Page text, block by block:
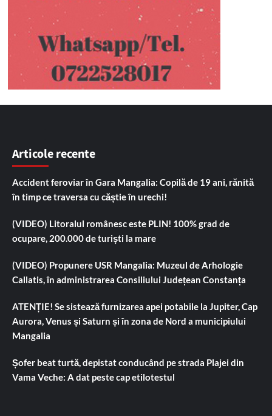
Articole recente
Accident feroviar în Gara Mangalia: Copilă de 19 ani, rănită
în timp ce traversa cu căștie în urechi!
(VIDEO) Litoralul românesc este PLIN! 100% grad de
ocupare, 200.000 de turiști la mare
(VIDEO) Propunere USR Mangalia: Muzeul de Arhologie
Callatis, în administrarea Consiliului Județean Constanța
ATENȚIE! Se sistează furnizarea apei potabile la Jupiter, Cap
Aurora, Venus și Saturn și în zona de Nord a municipiului
Mangalia
Șofer beat turtă, depistat conducând pe strada Plajei din
Vama Veche: A dat peste cap etilotestul